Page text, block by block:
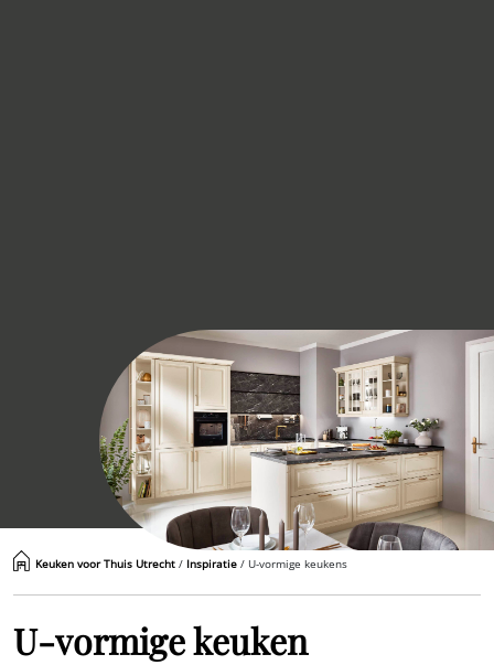
Keuken voor Thuis Utrecht / Inspiratie / U-vormige keukens
U-vormige keuken